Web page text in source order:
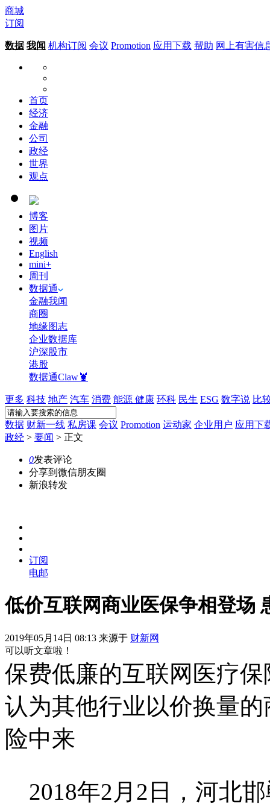
商城
订阅
数据 我闻 机构订阅 会议 Promotion 应用下载 帮助 网上有害信
首页
经济
金融
公司
政经
世界
观点
博客
图片
视频
English
mini+
周刊
数据通
金融我闻
商圈
地缘图志
企业数据库
沪深股市
港股
数据通Claw🦞
更多 科技 地产 汽车 消费 能源 健康 环科 民生 ESG 数字说 比
数据 财新一线 私房课 会议 Promotion 运动家 企业用户 应用下
政经 > 要闻 > 正文
0发表评论
分享到微信朋友圈
新浪转发
订阅
电邮
低价互联网商业医保争相登场
2019年05月14日 08:13 来源于 财新网
可以听文章啦！
保费低廉的互联网医疗
认为其他行业以价换量
险中来
2018年2月2日，河北